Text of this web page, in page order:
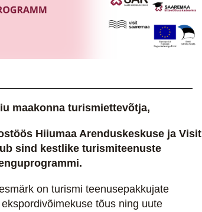
maakonna turismiettevõtja,
Hiiumaa Arenduskeskuse ja Visit
sind kestlike turismiteenuste
on turismi teenusepakkujate
tõus ning uute